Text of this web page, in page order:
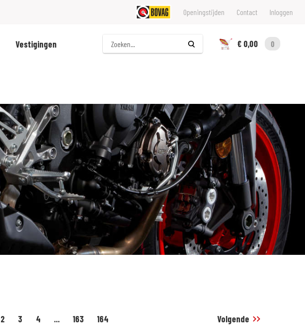
Openingstijden Contact Inloggen
Vestigingen
Zoeken
€ 0,00
0
2 3 4 ... 163 164 Volgende